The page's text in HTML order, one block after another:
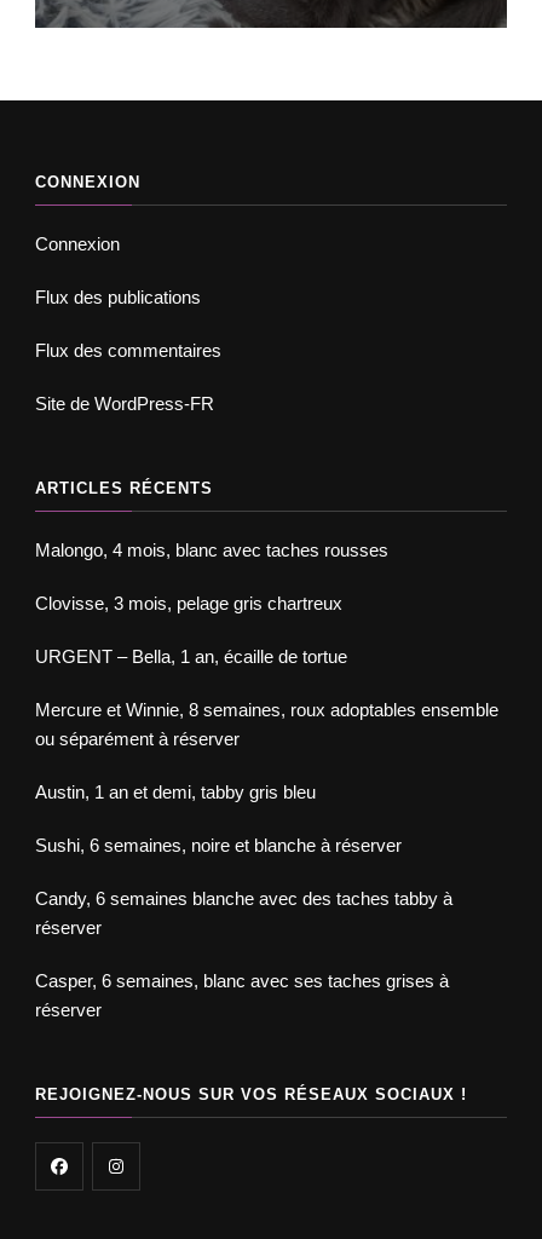
CONNEXION
Connexion
Flux des publications
Flux des commentaires
Site de WordPress-FR
ARTICLES RÉCENTS
Malongo, 4 mois, blanc avec taches rousses
Clovisse, 3 mois, pelage gris chartreux
URGENT – Bella, 1 an, écaille de tortue
Mercure et Winnie, 8 semaines, roux adoptables ensemble
ou séparément à réserver
Austin, 1 an et demi, tabby gris bleu
Sushi, 6 semaines, noire et blanche à réserver
Candy, 6 semaines blanche avec des taches tabby à
réserver
Casper, 6 semaines, blanc avec ses taches grises à
réserver
REJOIGNEZ-NOUS SUR VOS RÉSEAUX SOCIAUX !